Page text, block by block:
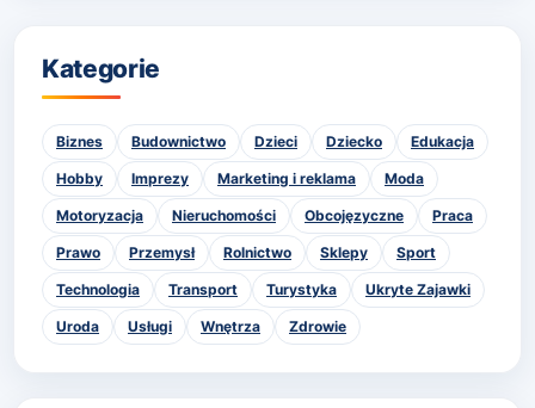
Kategorie
Biznes Budownictwo Dzieci Dziecko Edukacja
Hobby Imprezy Marketing i reklama Moda
Motoryzacja Nieruchomości Obcojęzyczne Praca
Prawo Przemysł Rolnictwo Sklepy Sport
Technologia Transport Turystyka Ukryte Zajawki
Uroda Usługi Wnętrza Zdrowie